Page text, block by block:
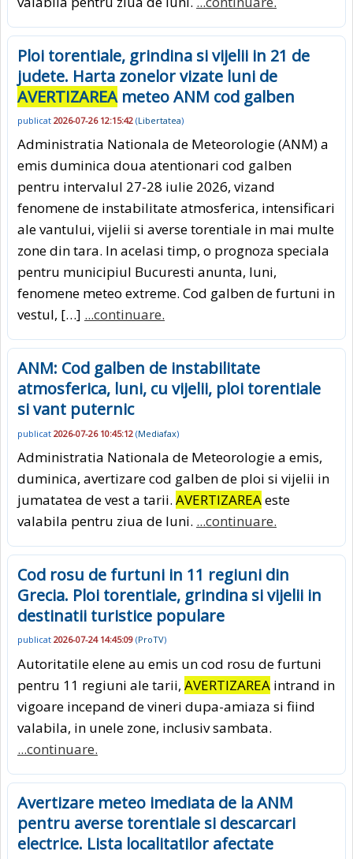
Ploi torentiale, grindina si vijelii in 21 de
judete. Harta zonelor vizate luni de
AVERTIZAREAmeteo ANM cod galben
publicat 2026-07-26 12:15:42 (Libertatea)
Administratia Nationala de Meteorologie (ANM) a
emis duminica doua atentionari cod galben
pentru intervalul 27-28 iulie 2026, vizand
fenomene de instabilitate atmosferica, intensificari
ale vantului, vijelii si averse torentiale in mai multe
zone din tara. In acelasi timp, o prognoza speciala
pentru municipiul Bucuresti anunta, luni,
fenomene meteo extreme. Cod galben de furtuni in
vestul, […] ...continuare.
ANM: Cod galben de instabilitate
atmosferica, luni, cu vijelii, ploi torentiale
si vant puternic
publicat 2026-07-26 10:45:12 (Mediafax)
Administratia Nationala de Meteorologie a emis,
duminica, avertizare cod galben de ploi si vijelii in
jumatatea de vest a tarii. AVERTIZAREAeste
valabila pentru ziua de luni. ...continuare.
Cod rosu de furtuni in 11 regiuni din
Grecia. Ploi torentiale, grindina si vijelii in
destinatii turistice populare
publicat 2026-07-24 14:45:09 (ProTV)
Autoritatile elene au emis un cod rosu de furtuni
pentru 11 regiuni ale tarii, AVERTIZAREA intrand in
vigoare incepand de vineri dupa-amiaza si fiind
valabila, in unele zone, inclusiv sambata.
...continuare.
Avertizare meteo imediata de la ANM
pentru averse torentiale si descarcari
electrice. Lista localitatilor afectate